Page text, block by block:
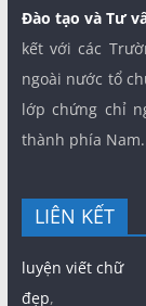
Đào tạo và Tư
kết với các
ngoài nước tổ
lớp chứng chỉ
thành phía Nam.
LIÊN KẾT
luyện viết chữ
đẹp,